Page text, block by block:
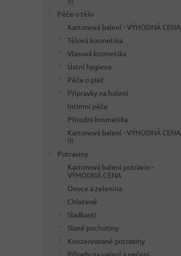
Péče o tělo
Kartonová balení - VÝHODNÁ CENA
Tělová kosmetika
Vlasová kosmetika
Ústní hygiena
Péče o pleť
Přípravky na holení
Intimní péče
Přírodní kosmetika
Kartonová balení - VÝHODNÁ CENA
!!!
Potraviny
Kartonová balení potravin -
VÝHODNÁ CENA
Ovoce a zelenina
Chlazené
Sladkosti
Slané pochutiny
Konzervované potraviny
Přísady na vaření a pečení